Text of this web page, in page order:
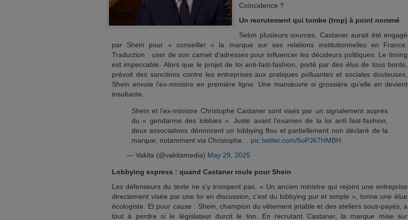
Coïncidence ?
Un recrutement qui tombe (trop) à point nommé
Selon plusieurs sources, Castaner aurait été engagé
par Shein pour « conseiller » la marque sur ses relations institutionnelles en France.
Traduction : user de son carnet d’adresses pour influencer les décideurs politiques. Le timing
est impeccable. Alors que le projet de loi anti-fast-fashion, porté par des élus de tous bords,
prévoit des sanctions contre les entreprises aux pratiques polluantes et sociales douteuses,
Shein envoie l’ex-ministre en première ligne. Une manœuvre si grossière qu’elle en devient
insultante.
Shein et l’ex-ministre Christophe Castaner sont visés par un signalement auprès
du « gendarme des lobbies ». Juste avant l’examen de la loi anti fast-fashion,
deux associations dénoncent un lobbying flou et partiellement non déclaré de la
marque, notamment via Christophe… pic.twitter.com/5oPJ67HMBH
— Vakita (@vakitamedia) May 29, 2025
Lobbying express : quand Castaner roule pour Shein
Les défenseurs du texte ne s’y trompent pas. « Un ancien ministre qui rejoint une entreprise
directement visée par une loi en discussion, c’est du lobbying pur et simple », tonne une élue
écologiste. Et pour cause : Shein, champion du vêtement jetable et des ateliers sous-payés, a
tout à perdre si le législateur durcit le ton. En recrutant Castaner, la marque mise sur